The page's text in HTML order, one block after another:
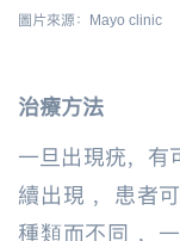
圖片來源：Mayo clinic
治療方法
一旦出現疣，有
續出現 ，患者
種類而不同 ，